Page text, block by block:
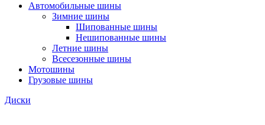
Автомобильные шины
Зимние шины
Шипованные шины
Нешипованные шины
Летние шины
Всесезонные шины
Мотошины
Грузовые шины
Диски